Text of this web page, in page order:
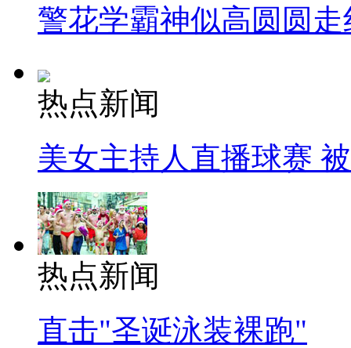
警花学霸神似高圆圆走
热点新闻
美女主持人直播球赛
热点新闻
直击"圣诞泳装裸跑"